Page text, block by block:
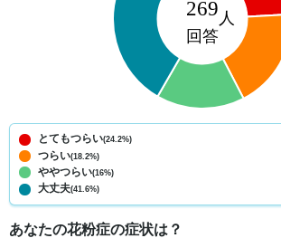
とてもつらい(24.2%)
つらい(18.2%)
ややつらい(16%)
大丈夫(41.6%)
あなたの花粉症の症状は？